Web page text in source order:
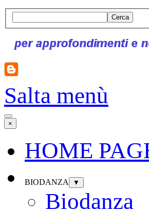
Cerca
Salta menù
×
HOME
BIODANZA ▼
Biodanza